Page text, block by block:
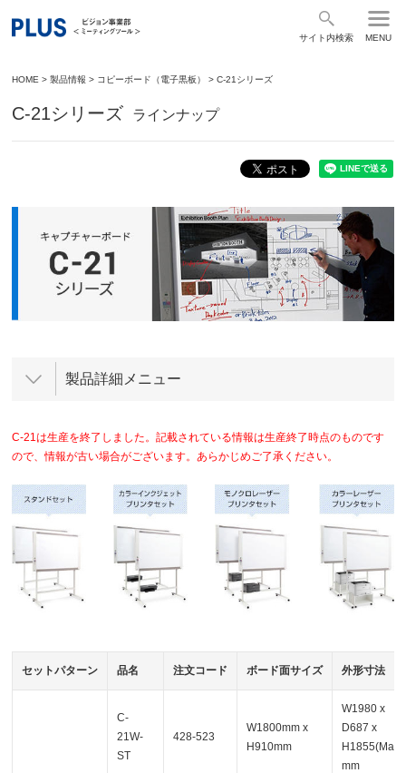
サイト内検索 MENU
HOME >製品情報 > コピーボード（電子黒板） >C-21シリーズ
C-21シリーズ ラインナップ
製品詳細メニュー
C-21は生産を終了しました。記載されている情報は生産終了時点のものです
ので、情報が古い場合がございます。あらかじめご了承ください。
セットパターン 品名 注文コード ボード面サイズ 外形寸法
C-
21W-
ST
428-523
W1800mm x
H910mm
W1980 x
D687 x
H1855(Max)
mm